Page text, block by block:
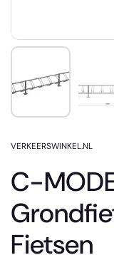
VERKEERSWINKEL.NL
C-
Fietsen